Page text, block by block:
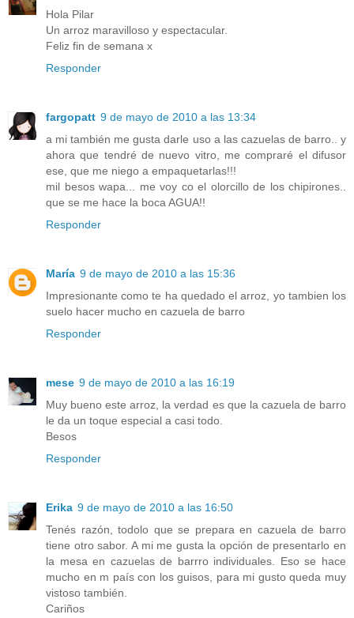
Hola Pilar
Un arroz maravilloso y espectacular.
Feliz fin de semana x
Responder
fargopatt 9 de mayo de 2010 a las 13:34
a mi también me gusta darle uso a las cazuelas de barro.. y
ahora que tendré de nuevo vitro, me compraré el difusor
ese, que me niego a empaquetarlas!!!
mil besos wapa... me voy co el olorcillo de los chipirones..
que se me hace la boca AGUA!!
Responder
María 9 de mayo de 2010 a las 15:36
Impresionante como te ha quedado el arroz, yo tambien los
suelo hacer mucho en cazuela de barro
Responder
mese 9 de mayo de 2010 a las 16:19
Muy bueno este arroz, la verdad es que la cazuela de barro
le da un toque especial a casi todo.
Besos
Responder
Erika 9 de mayo de 2010 a las 16:50
Tenés razón, todolo que se prepara en cazuela de barro
tiene otro sabor. A mi me gusta la opción de presentarlo en
la mesa en cazuelas de barrro individuales. Eso se hace
mucho en m país con los guisos, para mi gusto queda muy
vistoso también.
Cariños